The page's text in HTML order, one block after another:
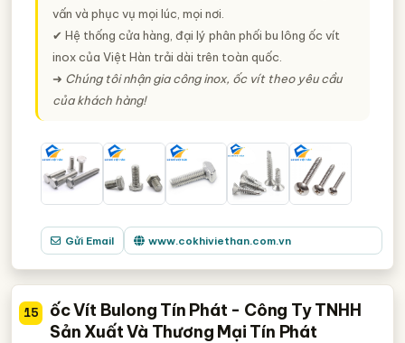
vấn và phục vụ mọi lúc, mọi nơi.
✔ Hệ thống cửa hàng, đại lý phân phối bu lông ốc vít
inox của Việt Hàn trải dài trên toàn quốc.
➜ Chúng tôi nhận gia công inox, ốc vít theo yêu cầu
của khách hàng!
Gửi Email www.cokhiviethan.com.vn
15
ốc Vít Bulong Tín Phát - Công Ty TNHH
Sản Xuất Và Thương Mại Tín Phát